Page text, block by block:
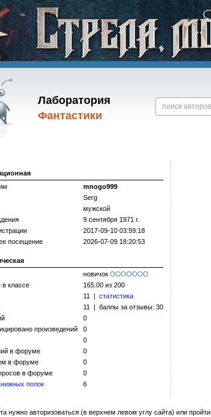
Лаборатория
Фантастики
mnogo999
Serg
мужской
9 сентября 1971 г.
2017-09-10 03:59:18
посещение
2026-07-09 18:20:53
новичок
в классе
165.00 из 200
11 | статистика
11 | баллы за отзывы: 30
0
произведений
0
0
в форуме
0
в форуме
0
в форуме
0
полок
6
нужно авторизоваться (в верхнем левом углу сайта) или пройти